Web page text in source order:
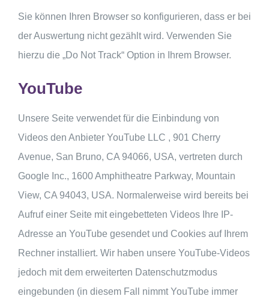
Sie können Ihren Browser so konfigurieren, dass er bei
der Auswertung nicht gezählt wird. Verwenden Sie
hierzu die „Do Not Track“ Option in Ihrem Browser.
YouTube
Unsere Seite verwendet für die Einbindung von
Videos den Anbieter YouTube LLC , 901 Cherry
Avenue, San Bruno, CA 94066, USA, vertreten durch
Google Inc., 1600 Amphitheatre Parkway, Mountain
View, CA 94043, USA. Normalerweise wird bereits bei
Aufruf einer Seite mit eingebetteten Videos Ihre IP-
Adresse an YouTube gesendet und Cookies auf Ihrem
Rechner installiert. Wir haben unsere YouTube-Videos
jedoch mit dem erweiterten Datenschutzmodus
eingebunden (in diesem Fall nimmt YouTube immer